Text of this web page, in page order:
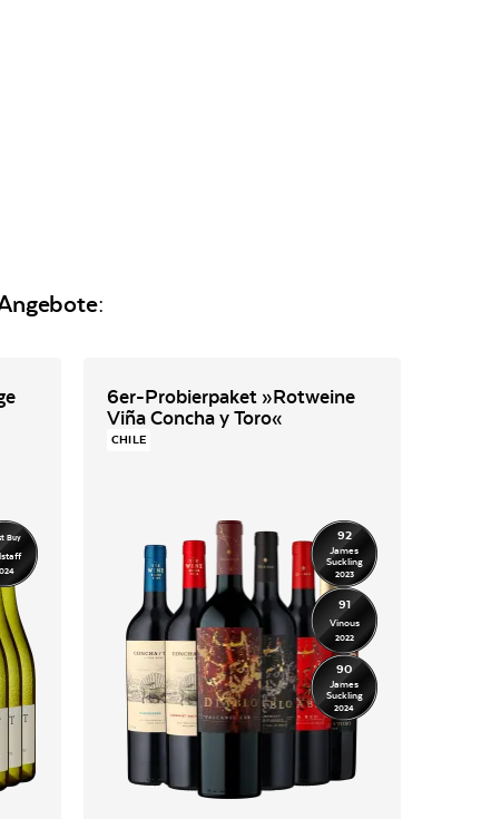
Buy
6er-Probierpaket »Rotweine
Viña Concha y Toro«
CHILE
92
James
Suckling
2023
91
Vinous
2022
90
James
Suckling
2024